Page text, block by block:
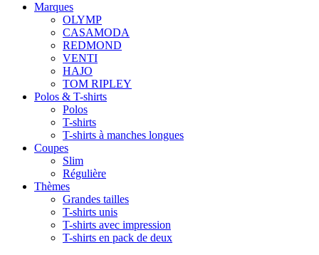
Marques
OLYMP
CASAMODA
REDMOND
VENTI
HAJO
TOM RIPLEY
Polos & T-shirts
Polos
T-shirts
T-shirts à manches longues
Coupes
Slim
Régulière
Thèmes
Grandes tailles
T-shirts unis
T-shirts avec impression
T-shirts en pack de deux